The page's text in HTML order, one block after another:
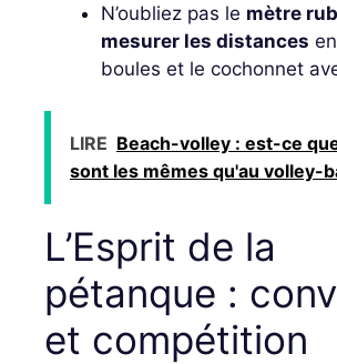
N’oubliez pas le mètre
mesurer les distances
boules et le cochonnet
LIRE Beach-volley : est-ce
sont les mêmes qu'au volley-
L’Esprit de la
pétanque :
et compétition